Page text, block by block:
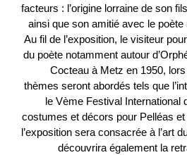
facteurs : l’origine lorraine de son
ainsi que son amitié avec le
Au fil de l’exposition, le visiteur
du poète notamment autour
Cocteau à Metz en 1950,
thèmes seront abordés tels que
le Vème Festival International
costumes et décors pour Pelléas
l’exposition sera consacrée à l’art
découvrira également la